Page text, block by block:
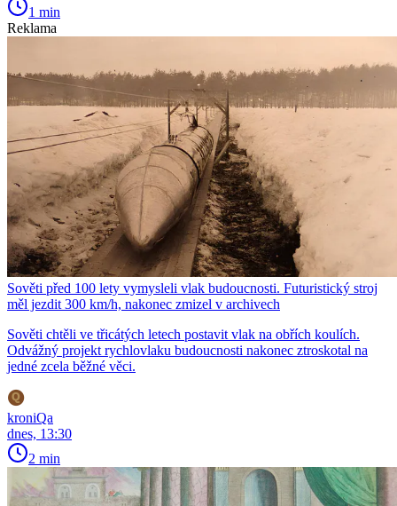
1 min
Reklama
Sověti před 100 lety vymysleli vlak budoucnosti. Futuristický stroj
měl jezdit 300 km/h, nakonec zmizel v archivech
Sověti chtěli ve třicátých letech postavit vlak na obřích koulích.
Odvážný projekt rychlovlaku budoucnosti nakonec ztroskotal na
jedné zcela běžné věci.
kroniQa
dnes, 13:30
2 min